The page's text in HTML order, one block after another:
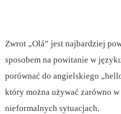
Zwrot „Olá” jest najbardziej
sposobem na powitanie w
porównać do angielskiego
który można używać zarówno
nieformalnych sytuacjach.